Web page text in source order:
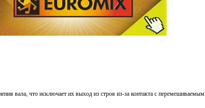
вала, что исключает их выход из строя из-за контакта с перемешиваемым